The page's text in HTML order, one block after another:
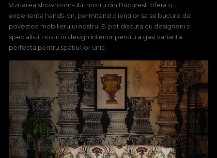
Vizitarea showroom-ului nostru din Bucuresti ofera o
experienta hands-on, permitand clientilor sa se bucure de
povestea mobilierului nostru. Ei pot discuta cu designerii si
specialistii nostri in design interior pentru a gasi varianta
perfecta pentru spatiul lor unic.